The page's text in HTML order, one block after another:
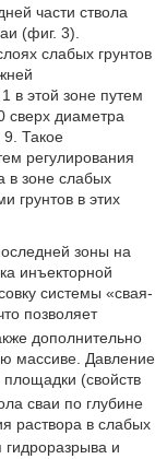
части ствола
(фиг. 3).
слабых грунтов
в этой зоне путем
сверх диаметра
9. Такое
регулирования
в зоне слабых
грунтов в этих
зоны на
инъекторной
системы «свая-
что позволяет
дополнительно
массиве. Давление
площадки (свойств
сваи по глубине
раствора в слабых
гидроразрыва и